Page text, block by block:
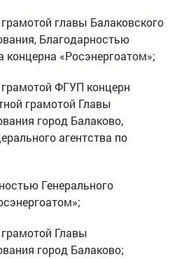
главы Балаковского
Благодарностью
концерна «Росэнергоатом»;
ФГУП концерн
грамотой Главы
город Балаково,
агентства по
Генерального
Главы
город Балаково;